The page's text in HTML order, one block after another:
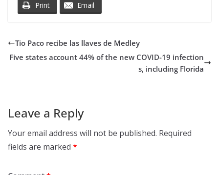
Print Email
Tio Paco recibe las llaves de Medley
Five states account 44% of the new COVID-19 infection
s, including Florida
Leave a Reply
Your email address will not be published. Required
fields are marked *